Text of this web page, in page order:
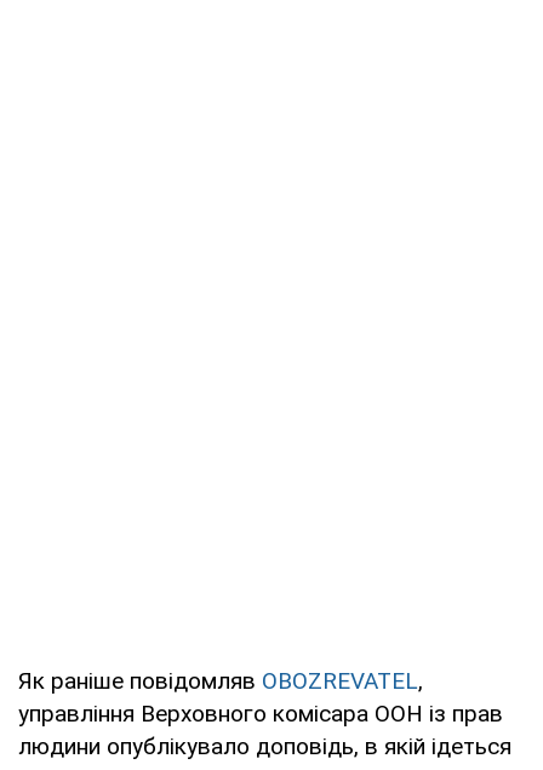
Як раніше повідомляв OBOZREVATEL,
управління Верховного комісара ООН із прав
людини опублікувало доповідь, в якій ідеться